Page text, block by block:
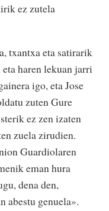
ez zutela
txantxa eta satirarik
haren lekuan jarri
igo, eta Jose
zuten Gure
ez zen izaten
zuela zirudien.
Guardiolaren
eman hura
dena den,
abestu genuela».